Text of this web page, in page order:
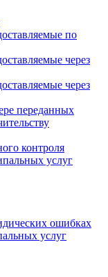
по
через
через
переданных
контроля
услуг
ошибках
услуг